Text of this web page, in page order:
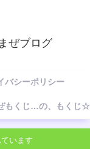
ぜブログ
バシーポリシー
もくじ…の、もくじ☆
います